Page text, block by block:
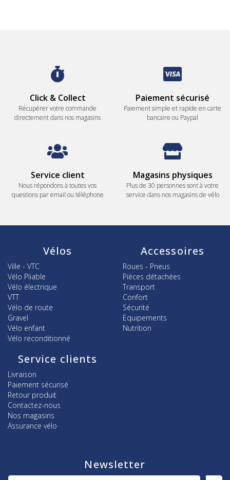
Click & Collect
Récupérer votre commande
directement dans nos magasins
Paiement sécurisé
Paiement simple et rapide en carte
bancaire ou Paypal
Service client
Nous répondons à toutes vos
questions par email ou téléphone
Magasins physiques
Plus de 30 personnes sont à votre
service dans nos magasins de vélo
Vélos
Ville - VTC
Vélo Pliable
Vélo électrique
VTT
Vélo de route
Gravel
Vélo enfant
Vélo reconditionné
Accessoires
Roues - Pneus
Pièces détachées
Transport
Confort
Sécurité
Equipements
Nutrition
Service clients
Livraison
Paiement sécurisé
Retour produit
Contactez-nous
Nos magasins
Assurance vélo
Newsletter